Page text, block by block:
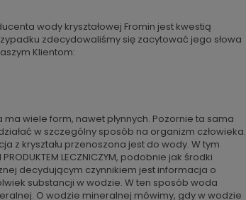
wody kryształowej Fromin jest kwestią
zdecydowaliśmy się zacytować jego słowa
Klientom:
wiele form, nawet płynnych. Pozornie ta sama
w szczególny sposób na organizm człowieka.
z kryształu przenoszona jest do wody. W tym
LECZNICZYM, podobnie jak środki
decydującym czynnikiem jest informacja o
substancji w wodzie. W ten sposób woda
O wodzie mineralnej mówimy, gdy w wodzie